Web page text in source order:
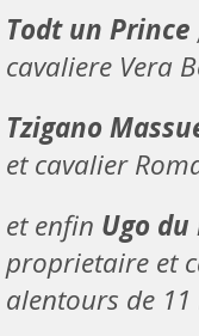
Todt un Prince
cavaliere Vera
Tzigano
et cavalier
et enfin Ugo
proprietaire et
alentours de 11